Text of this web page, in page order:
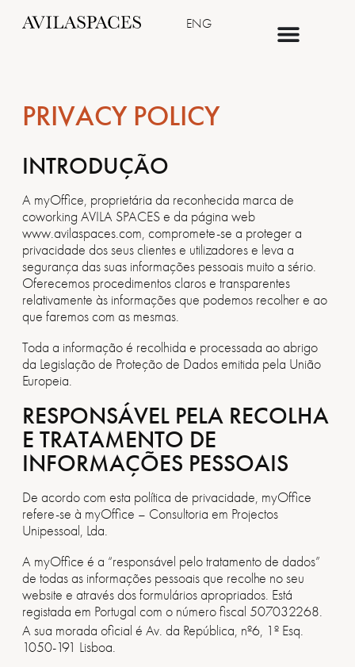
ENG
PRIVACY POLICY
INTRODUÇÃO
A myOffice, proprietária da reconhecida marca de
coworking AVILA SPACES e da página web
www.avilaspaces.com, compromete-se a proteger a
privacidade dos seus clientes e utilizadores e leva a
segurança das suas informações pessoais muito a sério.
Oferecemos procedimentos claros e transparentes
relativamente às informações que podemos recolher e ao
que faremos com as mesmas.
Toda a informação é recolhida e processada ao abrigo
da Legislação de Proteção de Dados emitida pela União
Europeia.
RESPONSÁVEL PELA RECOLHA
E TRATAMENTO DE
INFORMAÇÕES PESSOAIS
De acordo com esta política de privacidade, myOffice
refere-se à myOffice – Consultoria em Projectos
Unipessoal, Lda.
A myOffice é a “responsável pelo tratamento de dados”
de todas as informações pessoais que recolhe no seu
website e através dos formulários apropriados. Está
registada em Portugal com o número fiscal 507032268.
A sua morada oficial é Av. da República, nº6, 1º Esq.
1050-191 Lisboa.